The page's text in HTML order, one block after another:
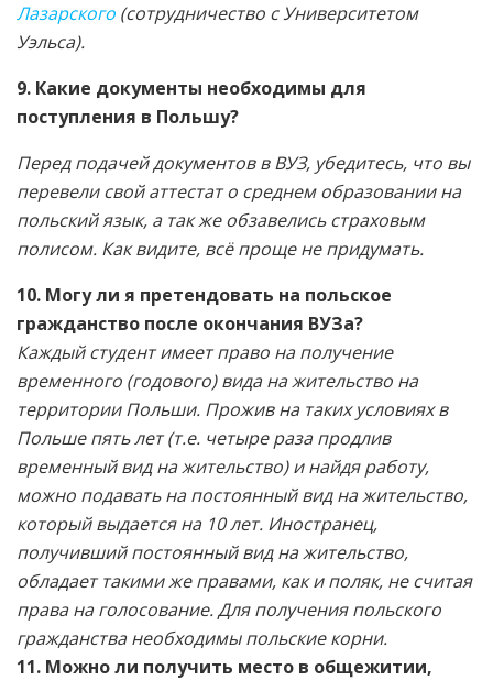
Лазарского (сотрудничество с Университетом
Уэльса).
9. Какие документы необходимы для
поступления в Польшу?
Перед подачей документов в ВУЗ, убедитесь, что вы
перевели свой аттестат о среднем образовании на
польский язык, а так же обзавелись страховым
полисом. Как видите, всё проще не придумать.
10. Могу ли я претендовать на польское
гражданство после окончания ВУЗа?
Каждый студент имеет право на получение
временного (годового) вида на жительство на
территории Польши. Прожив на таких условиях в
Польше пять лет (т.е. четыре раза продлив
временный вид на жительство) и найдя работу,
можно подавать на постоянный вид на жительство,
который выдается на 10 лет. Иностранец,
получивший постоянный вид на жительство,
обладает такими же правами, как и поляк, не считая
права на голосование. Для получения польского
гражданства необходимы польские корни.
11. Можно ли получить место в общежитии,